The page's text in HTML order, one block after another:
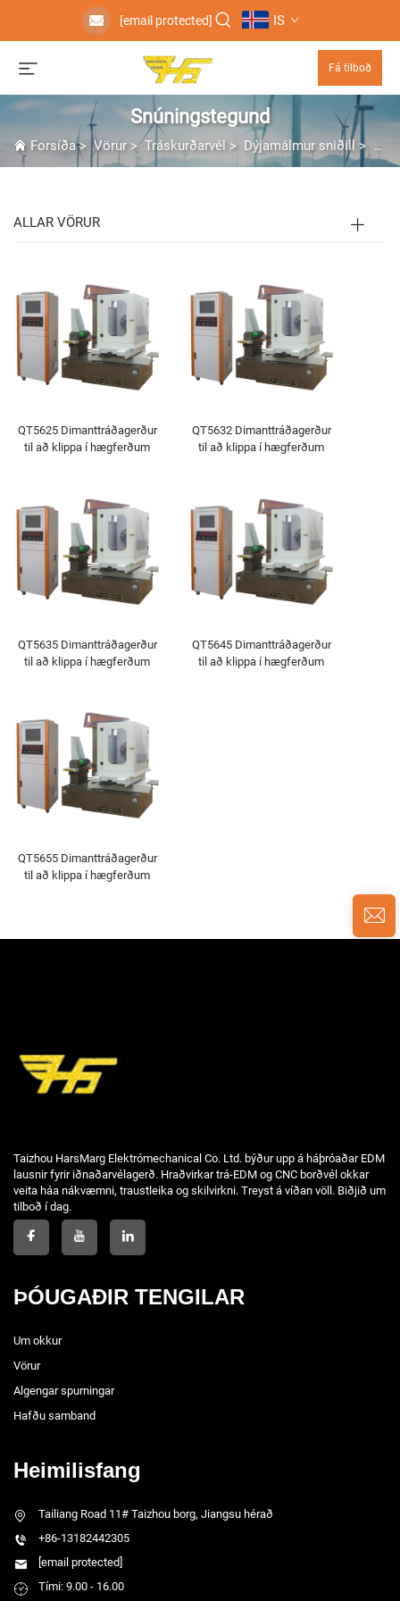
[email protected] IS
Fá tilboð
Snúningstegund
Forsíða>Vörur >Tráskurðarvél > Dýjamálmur sniðill >
ALLAR VÖRUR
QT5625 Dimanttráðagerður
til að klippa í hægferðum
QT5632 Dimanttráðagerður
til að klippa í hægferðum
QT5635 Dimanttráðagerður
til að klippa í hægferðum
QT5645 Dimanttráðagerður
til að klippa í hægferðum
QT5655 Dimanttráðagerður
til að klippa í hægferðum
Taizhou HarsMarg Elektrómechanical Co. Ltd. býður upp á háþróaðar EDM
lausnir fyrir iðnaðarvélagerð. Hraðvirkar trá-EDM og CNC borðvél okkar
veita háa nákvæmni, traustleika og skilvirkni. Treyst á víðan völl. Biðjið um
tilboð í dag.
ÞÓUGAÐIR TENGILAR
Um okkur
Vörur
Algengar spurningar
Hafðu samband
Heimilisfang
Tailiang Road 11# Taizhou borg, Jiangsu hérað
+86-13182442305
[email protected]
Tími: 9.00 - 16.00